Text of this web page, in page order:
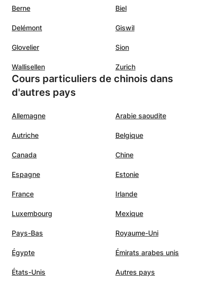
à
Berne Biel
Delémont Giswil
Glovelier Sion
Wallisellen Zurich
Cours particuliers de chinois dans
d'autres pays
Allemagne Arabie saoudite
Autriche Belgique
Canada Chine
Espagne Estonie
France Irlande
Luxembourg Mexique
Pays-Bas Royaume-Uni
Égypte Émirats arabes unis
États-Unis Autres pays